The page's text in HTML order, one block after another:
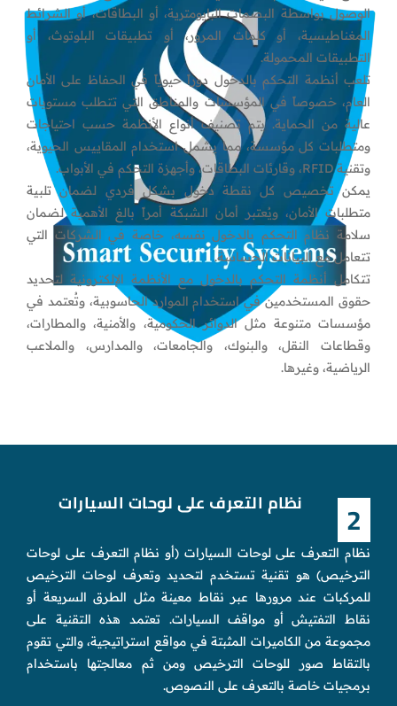
الوصول بواسطة البصمات البايومترية، أو البطاقات، أو الشرائط
المغناطيسية، أو كلمات المرور، أو تطبيقات البلوتوث، أو
التطبيقات المحمولة.
تلعب أنظمة التحكم بالدخول دوراً حيوياً في الحفاظ على الأمان
العام، خصوصاً في المؤسسات والمناطق التي تتطلب مستويات
عالية من الحماية. يتم تصنيف أنواع الأنظمة حسب احتياجات
ومتطلبات كل مؤسسة، مما يشمل استخدام المقاييس الحيوية،
وتقنية RFID، وقارئات البطاقات، وأجهزة التحكم في الأبواب.
يمكن تخصيص كل نقطة دخول بشكل فردي لضمان تلبية
متطلبات الأمان، ويُعتبر أمان الشبكة أمراً بالغ الأهمية لضمان
سلامة نظام التحكم بالدخول نفسه، خاصة في الشركات التي
تتعامل مع البيانات الحساسة.
تتكامل أنظمة التحكم بالدخول مع الأنظمة الإلكترونية لتحديد
حقوق المستخدمين في استخدام الموارد الحاسوبية، وتُعتمد في
مؤسسات متنوعة مثل الدوائر الحكومية، والأمنية، والمطارات،
وقطاعات النقل، والبنوك، والجامعات، والمدارس، والملاعب
الرياضية، وغيرها.
2 نظام التعرف على لوحات السيارات
نظام التعرف على لوحات السيارات (أو نظام التعرف على لوحات
الترخيص) هو تقنية تستخدم لتحديد وتعرف لوحات الترخيص
للمركبات عند مرورها عبر نقاط معينة مثل الطرق السريعة أو
نقاط التفتيش أو مواقف السيارات. تعتمد هذه التقنية على
مجموعة من الكاميرات المثبتة في مواقع استراتيجية، والتي تقوم
بالتقاط صور للوحات الترخيص ومن ثم معالجتها باستخدام
برمجيات خاصة بالتعرف على النصوص.